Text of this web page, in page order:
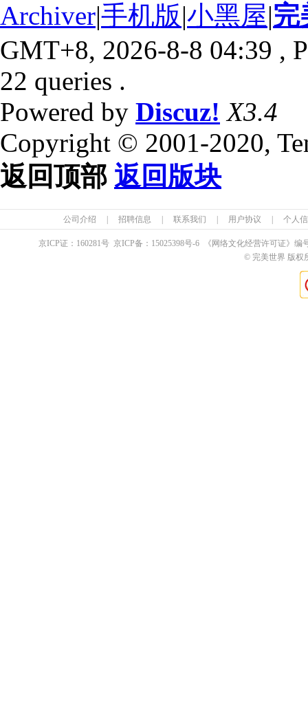
Archiver|手机版|小黑屋|完
GMT+8, 2026-8-8 04:39 ,
22 queries .
Powered by Discuz! X3.4
Copyright © 2001-2020,
返回顶部 返回版块
公司介绍 招聘信息 联系我们 用户协议 个人
京ICP证： 160281号 京ICP备： 15025398号-6 《网络文化经营许可证》编
© 完美世界 版权